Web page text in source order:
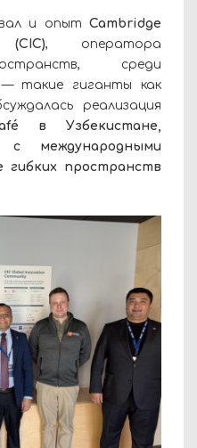
и опыт Cambridge
, оператора
среди
— такие гиганты как
реализация
в Узбекистане,
с международными
гибких пространств